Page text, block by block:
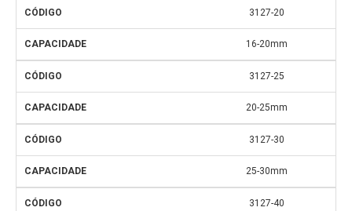
3127-20
16-20mm
3127-25
20-25mm
3127-30
25-30mm
3127-40